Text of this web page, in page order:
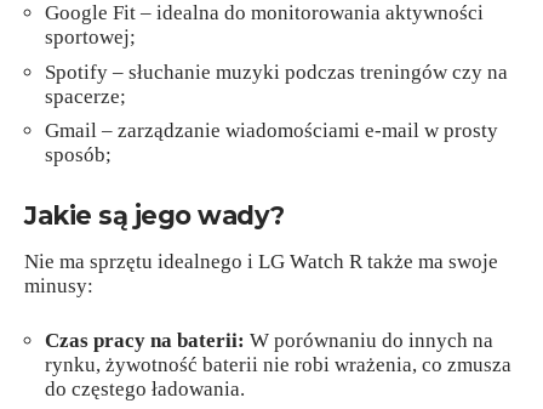
Google Fit – idealna do monitorowania aktywności
sportowej;
Spotify – słuchanie muzyki podczas treningów czy na
spacerze;
Gmail – zarządzanie wiadomościami e-mail w prosty
sposób;
Jakie są jego wady?
Nie ma sprzętu idealnego i LG Watch R także ma swoje
minusy:
Czas pracy na baterii: W porównaniu do innych na
rynku, żywotność baterii nie robi wrażenia, co zmusza
do częstego ładowania.